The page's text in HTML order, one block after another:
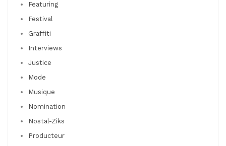
Featuring
Festival
Graffiti
Interviews
Justice
Mode
Musique
Nomination
Nostal-Ziks
Producteur